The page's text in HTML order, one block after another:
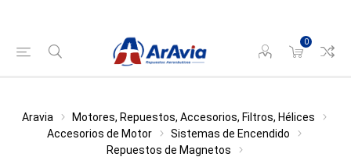
0
Aravia
Motores, Repuestos, Accesorios, Filtros, Hélices
Accesorios de Motor
Sistemas de Encendido
Repuestos de Magnetos